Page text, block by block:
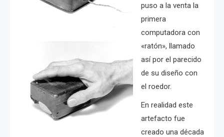
puso a la venta la
primera
computadora con
«ratón», llamado
así por el parecido
de su diseño con
el roedor.
En realidad este
artefacto fue
creado una década